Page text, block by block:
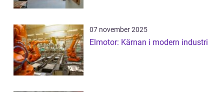
07 november 2025
Elmotor: Kärnan i modern industri